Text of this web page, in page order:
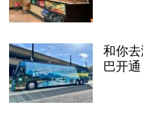
和你
巴开